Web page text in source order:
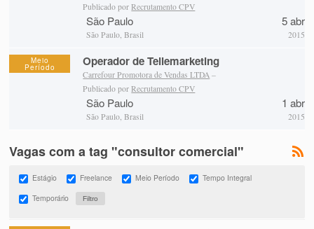
Publicado porRecrutamento CPV
São Paulo
São Paulo, Brasil
5 abr
2015
Meio
Período Operador de Tellemarketing
Carrefour Promotora de Vendas LTDA –
Publicado porRecrutamento CPV
São Paulo
São Paulo, Brasil
1 abr
2015
Vagas com a tag "consultor comercial"
Estágio Freelance Meio Período
Tempo Integral
Temporário